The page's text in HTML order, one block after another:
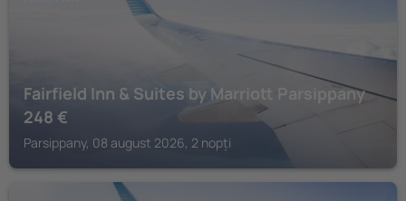
Fairfield Inn & Suites by Marriott Parsippany
248 €
Parsippany, 08 august 2026, 2 nopți